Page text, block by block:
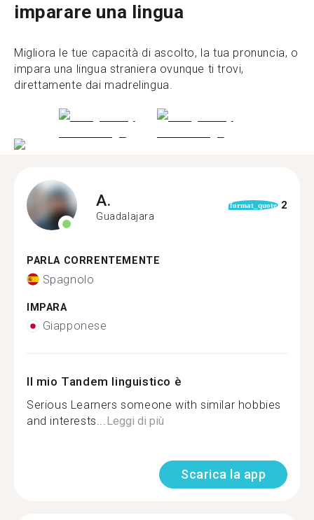
imparare una lingua
Migliora le tue capacità di ascolto, la tua pronuncia, o
impara una lingua straniera ovunque ti trovi,
direttamente dai madrelingua.
A.
Guadalajara
format_quote 2
PARLA CORRENTEMENTE
Spagnolo
IMPARA
Giapponese
Il mio Tandem linguistico è
Serious Learners someone with similar hobbies
and interests...Leggi di più
Scarica la app